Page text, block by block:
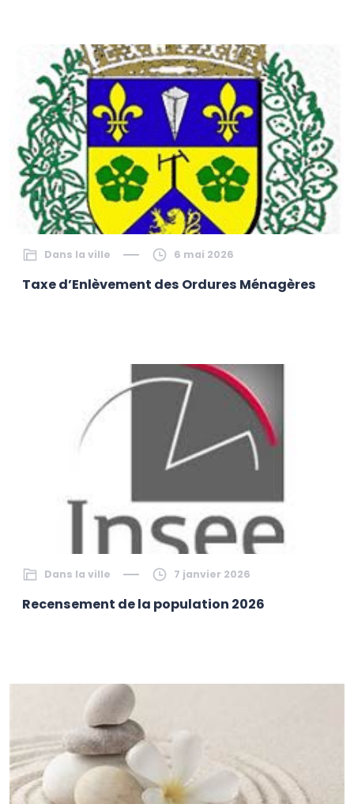
Dans la ville 6 mai 2026
Taxe d’Enlèvement des Ordures Ménagères
Dans la ville 7 janvier 2026
Recensement de la population 2026